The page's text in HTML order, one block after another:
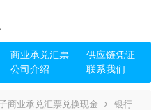
商业承兑汇票
供应链凭证
公司介绍 联系我们
商业承兑汇票兑换现金
银行